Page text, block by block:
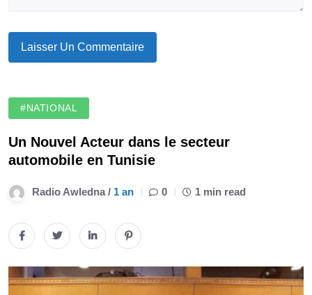
#NATIONAL
Un Nouvel Acteur dans le secteur
automobile en Tunisie
Radio Awledna / 1 an 0 1 min read